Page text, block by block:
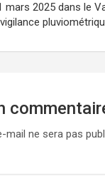
mars 2025 dans le
mail ne sera pas